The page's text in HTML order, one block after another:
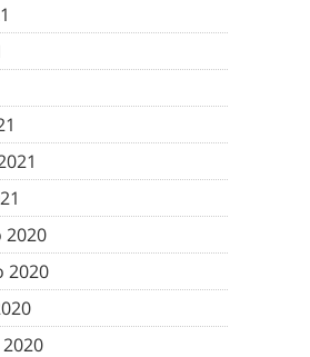
2020
2020